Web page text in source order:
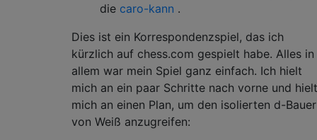
die caro-kann .
Dies ist ein Korrespondenzspiel, das ich
kürzlich auf chess.com gespielt habe. Alles in
allem war mein Spiel ganz einfach. Ich hielt
mich an ein paar Schritte nach vorne und hielt
mich an einen Plan, um den isolierten d-
von Weiß anzugreifen: